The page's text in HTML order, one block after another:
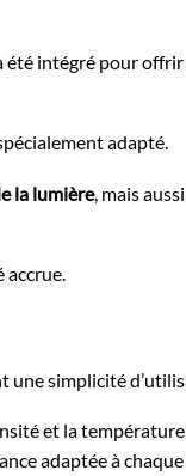
été intégré pour
adapté.
la lumière, mais
simplicité
et la
adaptée à